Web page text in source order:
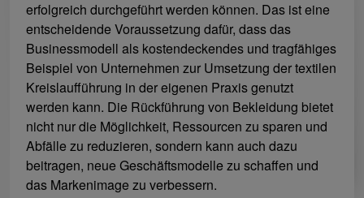
erfolgreich durchgeführt werden können. Das ist eine
entscheidende Voraussetzung dafür, dass das
Businessmodell als kostendeckendes und tragfähiges
Beispiel von Unternehmen zur Umsetzung der textilen
Kreislaufführung in der eigenen Praxis genutzt
werden kann. Die Rückführung von Bekleidung bietet
nicht nur die Möglichkeit, Ressourcen zu sparen und
Abfälle zu reduzieren, sondern kann auch dazu
beitragen, neue Geschäftsmodelle zu schaffen und
das Markenimage zu verbessern.